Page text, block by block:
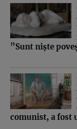
”Sunt nişte
comunist, a fost